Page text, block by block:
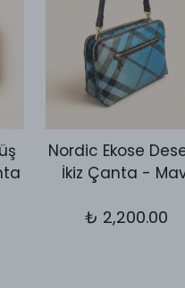
Nordic Ekose
İkiz Çanta -
₺ 2,200.00